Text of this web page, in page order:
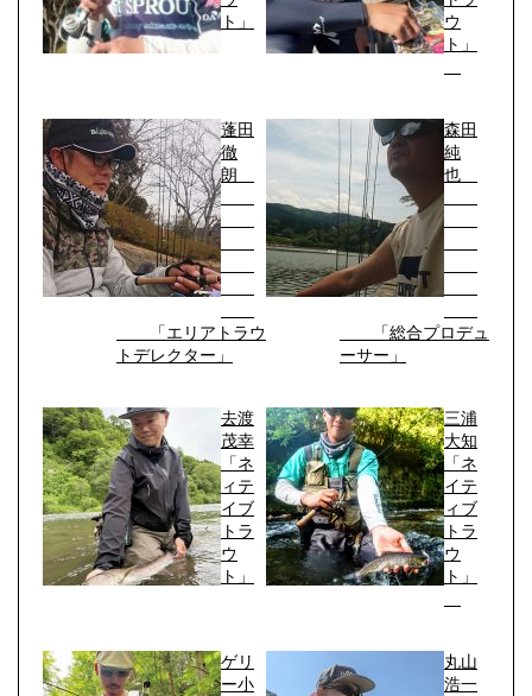
ト」
ウ
ト」
蓬田
徹
朗
「エリアトラウ
トデレクター」
森田
純
也
「総合プロデュ
ーサー」
去渡
茂幸
「ネ
ィテ
イブ
トラ
ウ
ト」
三浦
大知
「ネ
イテ
ィブ
トラ
ウ
ト」
ゲリ
ー小
丸山
浩一